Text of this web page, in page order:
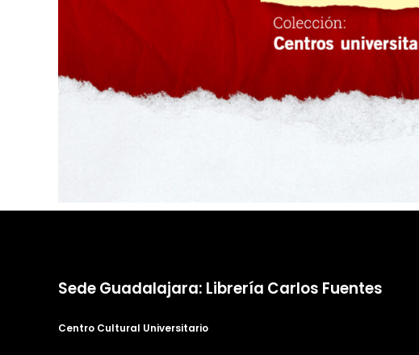
Sede Guadalajara: Librería Carlos Fuentes
Centro Cultural Universitario